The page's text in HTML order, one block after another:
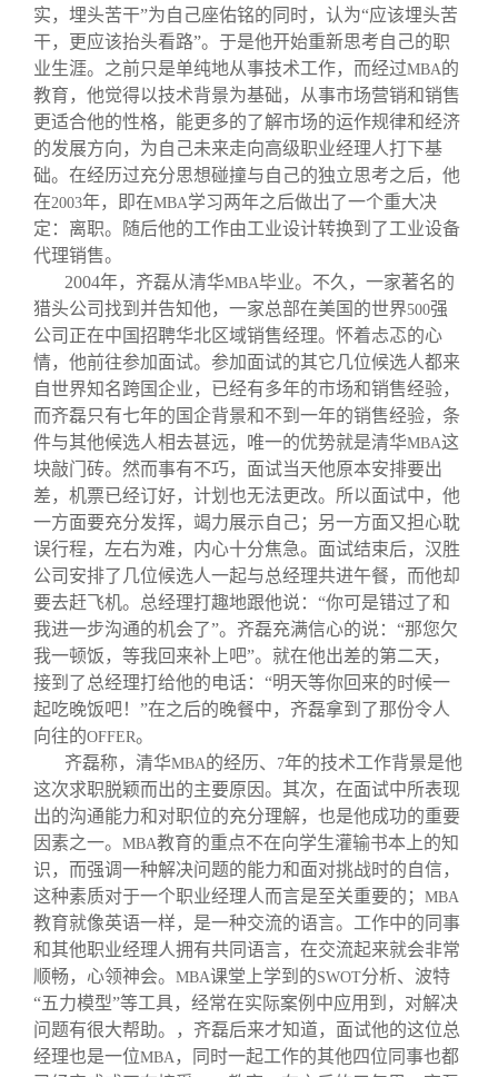
实，埋头苦干”为自己座佑铭的同时，认为“应该埋头苦
干，更应该抬头看路”。于是他开始重新思考自己的职
业生涯。之前只是单纯地从事技术工作，而经过MBA的
教育，他觉得以技术背景为基础，从事市场营销和销售
更适合他的性格，能更多的了解市场的运作规律和经济
的发展方向，为自己未来走向高级职业经理人打下基
础。在经历过充分思想碰撞与自己的独立思考之后，他
在2003年，即在MBA学习两年之后做出了一个重大决
定：离职。随后他的工作由工业设计转换到了工业设备
代理销售。
2004年，齐磊从清华MBA毕业。不久，一家著名的
猎头公司找到并告知他，一家总部在美国的世界500强
公司正在中国招聘华北区域销售经理。怀着忐忑的心
情，他前往参加面试。参加面试的其它几位候选人都来
自世界知名跨国企业，已经有多年的市场和销售经验，
而齐磊只有七年的国企背景和不到一年的销售经验，条
件与其他候选人相去甚远，唯一的优势就是清华MBA这
块敲门砖。然而事有不巧，面试当天他原本安排要出
差，机票已经订好，计划也无法更改。所以面试中，他
一方面要充分发挥，竭力展示自己；另一方面又担心耽
误行程，左右为难，内心十分焦急。面试结束后，汉胜
公司安排了几位候选人一起与总经理共进午餐，而他却
要去赶飞机。总经理打趣地跟他说：“你可是错过了和
我进一步沟通的机会了”。齐磊充满信心的说：“那您欠
我一顿饭，等我回来补上吧”。就在他出差的第二天，
接到了总经理打给他的电话：“明天等你回来的时候一
起吃晚饭吧！”在之后的晚餐中，齐磊拿到了那份令人
向往的OFFER。
齐磊称，清华MBA的经历、 7年的技术工作背景是他
这次求职脱颖而出的主要原因。其次，在面试中所表现
出的沟通能力和对职位的充分理解，也是他成功的重要
因素之一。 MBA教育的重点不在向学生灌输书本上的知
识，而强调一种解决问题的能力和面对挑战时的自信，
这种素质对于一个职业经理人而言是至关重要的； MBA
教育就像英语一样，是一种交流的语言。工作中的同事
和其他职业经理人拥有共同语言，在交流起来就会非常
顺畅，心领神会。 MBA课堂上学到的SWOT分析、波特
“五力模型”等工具，经常在实际案例中应用到，对解决
问题有很大帮助。，齐磊后来才知道，面试他的这位总
经理也是一位MBA ，同时一起工作的其他四位同事也都